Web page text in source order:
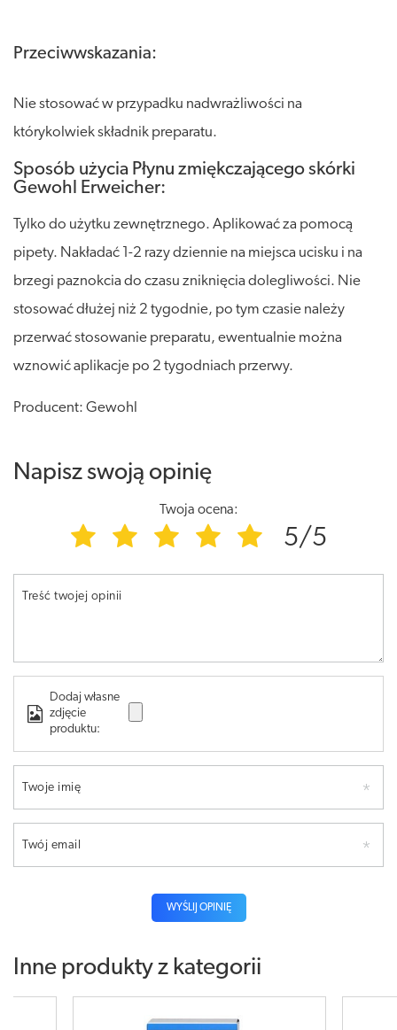
Przeciwwskazania:
Nie stosować w przypadku nadwrażliwości na
którykolwiek składnik preparatu.
Sposób użycia Płynu zmiękczającego skórki
Gewohl Erweicher:
Tylko do użytku zewnętrznego. Aplikować za pomocą
pipety. Nakładać 1-2 razy dziennie na miejsca ucisku i na
brzegi paznokcia do czasu zniknięcia dolegliwości. Nie
stosować dłużej niż 2 tygodnie, po tym czasie należy
przerwać stosowanie preparatu, ewentualnie można
wznowić aplikacje po 2 tygodniach przerwy.
Producent: Gewohl
Napisz swoją opinię
Twoja ocena:
5/5
Treść twojej opinii
Dodaj własne
zdjęcie
produktu:
Twoje imię
Twój email
WYŚLIJ OPINIĘ
Inne produkty z kategorii